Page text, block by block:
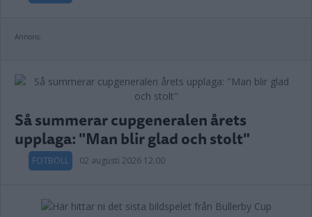
Annons:
Så summerar cupgeneralen årets
upplaga: "Man blir glad och stolt"
FOTBOLL 02 augusti 2026 12.00